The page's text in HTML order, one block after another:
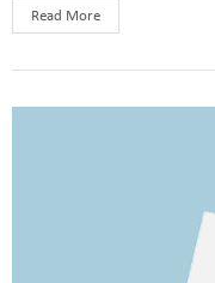
Read More